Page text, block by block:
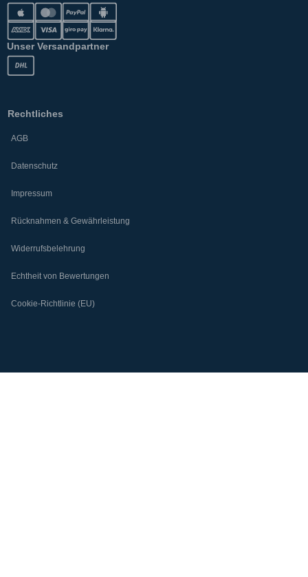
Unser Versandpartner
Rechtliches
AGB
Datenschutz
Impressum
Rücknahmen & Gewährleistung
Widerrufsbelehrung
Echtheit von Bewertungen
Cookie-Richtlinie (EU)